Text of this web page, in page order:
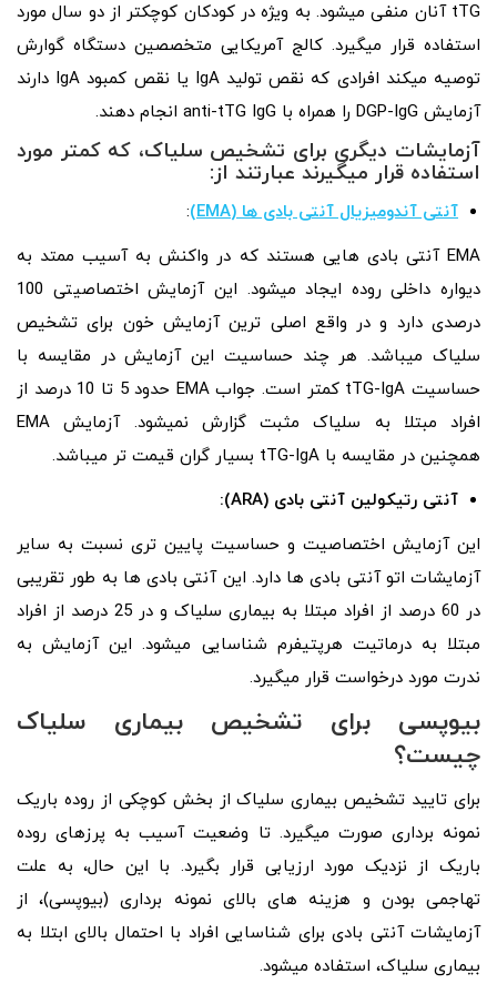
tTG آنان منفی میشود. به ویژه در کودکان کوچکتر از دو سال مورد
استفاده قرار میگیرد. کالج آمریکایی متخصصین دستگاه گوارش
توصیه میکند افرادی که نقص تولید IgA یا نقص کمبود IgA دارند
آزمایش DGP-IgG را همراه با anti-tTG IgG انجام دهند.
آزمایشات دیگری برای تشخیص سلیاک، که کمتر مورد
استفاده قرار میگیرند عبارتند از:
آنتی آندومیزیال آنتی‌ بادی‌ ها (EMA)
:
EMA آنتی‌ بادی‌ هایی هستند که در واکنش به آسیب ممتد به
دیواره داخلی روده ایجاد میشود. این آزمایش اختصاصیتی 100
درصدی دارد و در واقع اصلی ترین آزمایش خون برای تشخیص
سلیاک میباشد. هر چند حساسیت این آزمایش در مقایسه با
حساسیت tTG-IgA کمتر است. جواب EMA حدود 5 تا 10 درصد از
افراد مبتلا به سلیاک مثبت گزارش نمیشود. آزمایش EMA
همچنین در مقایسه با tTG-IgA بسیار گران قیمت تر میباشد.
آنتی رتیکولین آنتی‌ بادی (ARA):
این آزمایش اختصاصیت و حساسیت پایین‌ تری نسبت به سایر
آزمایشات اتو آنتی‌ بادی‌ ها دارد. این آنتی‌ بادی‌ ها به طور تقریبی
در 60 درصد از افراد مبتلا به بیماری سلیاک و در 25 درصد از افراد
مبتلا به درماتيت هرپتيفرم شناسایی میشود. این آزمایش به
ندرت مورد درخواست قرار میگیرد.
بیوپسی برای تشخیص بیماری سلیاک
چیست؟
برای تایید تشخیص بیماری سلیاک از بخش کوچکی از روده باریک
نمونه‌ برداری صورت میگیرد. تا وضعیت آسیب به پرزهای روده
باریک از نزدیک مورد ارزیابی قرار بگیرد. با این حال، به علت
تهاجمی بودن و هزینه‌ های بالای نمونه‌ برداری (بیوپسی)، از
آزمایشات آنتی‌ بادی برای شناسایی افراد با احتمال بالای ابتلا به
بیماری سلیاک، استفاده میشود.